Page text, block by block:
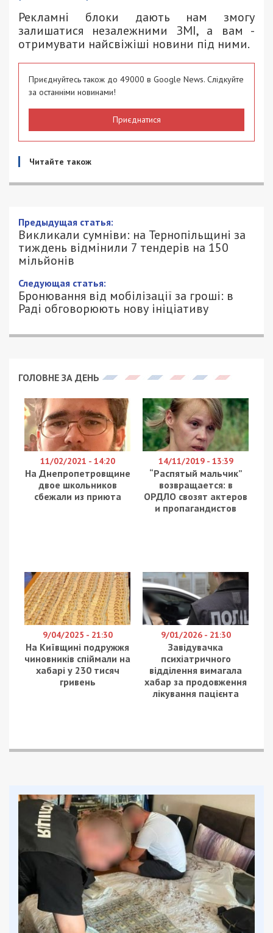
Рекламні блоки дають нам змогу
залишатися незалежними ЗМІ, а вам -
отримувати найсвіжіші новини під ними.
Приєднуйтесь також до 49000 в Google News. Слідкуйте
за останніми новинами!
Приєднатися
Читайте також
Предыдущая статья:
Викликали сумніви: на Тернопільщині за
тиждень відмінили 7 тендерів на 150
мільйонів
Следующая статья:
Бронювання від мобілізації за гроші: в
Раді обговорюють нову ініціативу
ГОЛОВНЕ ЗА ДЕНЬ
11/02/2021 - 14:20
На Днепропетровщине
двое школьников
сбежали из приюта
14/11/2019 - 13:39
“Распятый мальчик”
возвращается: в
ОРДЛО свозят актеров
и пропагандистов
9/04/2025 - 21:30
На Київщині подружжя
чиновників спіймали на
хабарі у 230 тисяч
гривень
9/01/2026 - 21:30
Завідувачка
психіатричного
відділення вимагала
хабар за продовження
лікування пацієнта